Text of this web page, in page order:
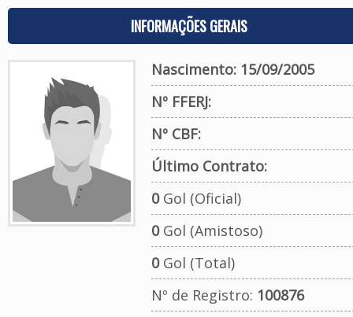
INFORMAÇÕES GERAIS
Nascimento: 15/09/2005
Nº FFERJ:
Nº CBF:
Último Contrato:
0Gol (Oficial)
0Gol (Amistoso)
0Gol (Total)
Nº de Registro: 100876